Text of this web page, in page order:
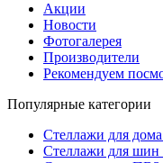
Акции
Новости
Фотогалерея
Производители
Рекомендуем
Популярные категории
Стеллажи для
Стеллажи для шин